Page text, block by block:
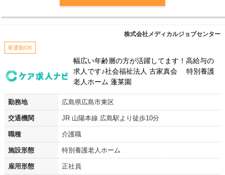
株式会社メディカルジョブセンター
車通勤OK
幅広い年齢層の方が活躍してます！高給与の
求人です♪社会福祉法人 古家真会 特別養護
老人ホーム 蓬莱園
勤務地 広島県広島市東区
交通機関 JR 山陽本線 広島駅より徒歩10分
職種 介護職
施設形態 特別養護老人ホーム
雇用形態 正社員